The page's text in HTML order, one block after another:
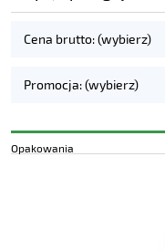
Cena brutto: (wybierz)
Promocja: (wybierz)
Opakowania